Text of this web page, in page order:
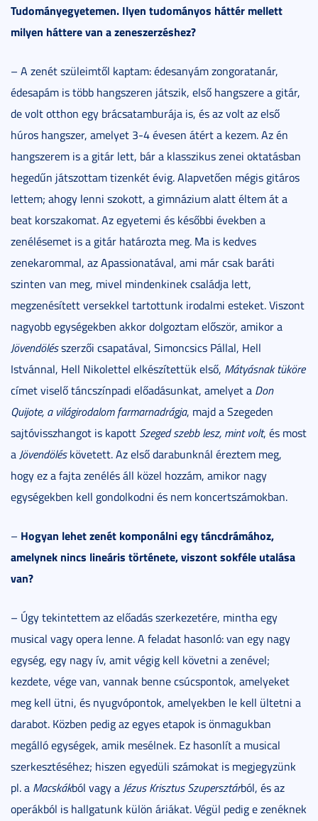
Tudományegyetemen. Ilyen tudományos háttér mellett
milyen háttere van a zeneszerzéshez?
– A zenét szüleimtől kaptam: édesanyám zongoratanár,
édesapám is több hangszeren játszik, első hangszere a gitár,
de volt otthon egy brácsatamburája is, és az volt az első
húros hangszer, amelyet 3-4 évesen átért a kezem. Az én
hangszerem is a gitár lett, bár a klasszikus zenei oktatásban
hegedűn játszottam tizenkét évig. Alapvetően mégis gitáros
lettem; ahogy lenni szokott, a gimnázium alatt éltem át a
beat korszakomat. Az egyetemi és későbbi években a
zenélésemet is a gitár határozta meg. Ma is kedves
zenekarommal, az Apassionatával, ami már csak baráti
szinten van meg, mivel mindenkinek családja lett,
megzenésített versekkel tartottunk irodalmi esteket. Viszont
nagyobb egységekben akkor dolgoztam először, amikor a
Jövendölésszerzői csapatával, Simoncsics Pállal, Hell
Istvánnal, Hell Nikolettel elkészítettük első, Mátyásnak tüköre
címet viselő táncszínpadi előadásunkat, amelyet a Don
Quijote, a világirodalom farmarnadrágja, majd a Szegeden
sajtóvisszhangot is kapott Szeged szebb lesz, mint volt, és most
a Jövendöléskövetett. Az első darabunknál éreztem meg,
hogy ez a fajta zenélés áll közel hozzám, amikor nagy
egységekben kell gondolkodni és nem koncertszámokban.
– Hogyan lehet zenét komponálni egy táncdrámához,
amelynek nincs lineáris története, viszont sokféle utalása
van?
– Úgy tekintettem az előadás szerkezetére, mintha egy
musical vagy opera lenne. A feladat hasonló: van egy nagy
egység, egy nagy ív, amit végig kell követni a zenével;
kezdete, vége van, vannak benne csúcspontok, amelyeket
meg kell ütni, és nyugvópontok, amelyekben le kell ültetni a
darabot. Közben pedig az egyes etapok is önmagukban
megálló egységek, amik mesélnek. Ez hasonlít a musical
szerkesztéséhez; hiszen egyedüli számokat is megjegyzünk
pl. a Macskákból vagy a Jézus Krisztus Szupersztárból, és az
operákból is hallgatunk külön áriákat. Végül pedig e zenéknek